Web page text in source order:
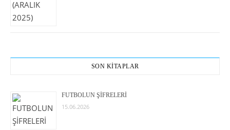
SON KİTAPLAR
FUTBOLUN ŞİFRELERİ
15.06.2026